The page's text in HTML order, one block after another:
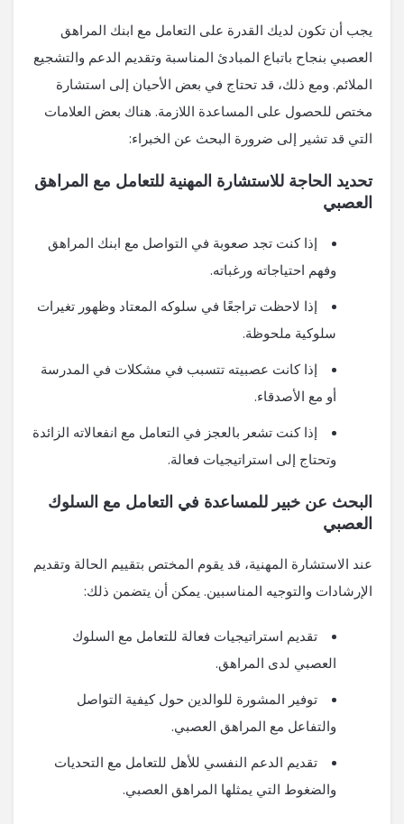
يجب أن تكون لديك القدرة على التعامل مع ابنك المراهق
العصبي بنجاح باتباع المبادئ المناسبة وتقديم الدعم والتشجيع
الملائم. ومع ذلك، قد تحتاج في بعض الأحيان إلى استشارة
مختص للحصول على المساعدة اللازمة. هناك بعض العلامات
التي قد تشير إلى ضرورة البحث عن الخبراء:
تحديد الحاجة للاستشارة المهنية للتعامل مع المراهق
العصبي
إذا كنت تجد صعوبة في التواصل مع ابنك المراهق
وفهم احتياجاته ورغباته.
إذا لاحظت تراجعًا في سلوكه المعتاد وظهور تغيرات
سلوكية ملحوظة.
إذا كانت عصبيته تتسبب في مشكلات في المدرسة
أو مع الأصدقاء.
إذا كنت تشعر بالعجز في التعامل مع انفعالاته الزائدة
وتحتاج إلى استراتيجيات فعالة.
البحث عن خبير للمساعدة في التعامل مع السلوك
العصبي
عند الاستشارة المهنية، قد يقوم المختص بتقييم الحالة وتقديم
الإرشادات والتوجيه المناسبين. يمكن أن يتضمن ذلك:
تقديم استراتيجيات فعالة للتعامل مع السلوك
العصبي لدى المراهق.
توفير المشورة للوالدين حول كيفية التواصل
والتفاعل مع المراهق العصبي.
تقديم الدعم النفسي للأهل للتعامل مع التحديات
والضغوط التي يمثلها المراهق العصبي.